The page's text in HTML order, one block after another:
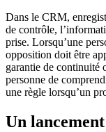
Dans le CRM,
de contrôle,
prise. Lorsqu’une
opposition doit être
garantie de continuité
personne de
une règle lorsqu’un
Un